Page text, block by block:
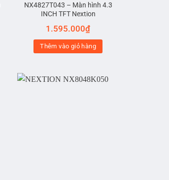
NX4827T043 – Màn hình 4.3
INCH TFT Nextion
1.595.000₫
Thêm vào giỏ hàng